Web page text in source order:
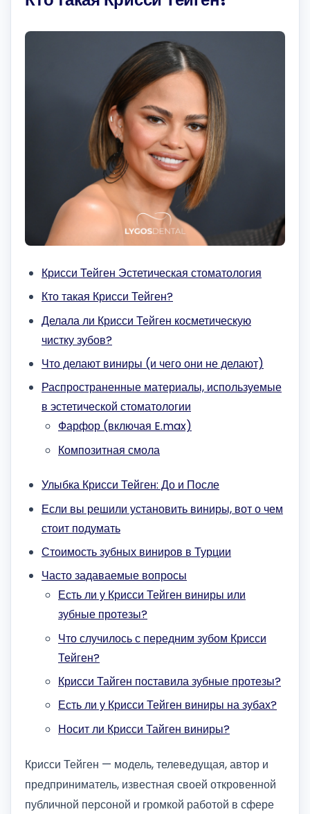
Крисси Тейген Эстетическая стоматология
Кто такая Крисси Тейген?
Делала ли Крисси Тейген косметическую
чистку зубов?
Что делают виниры (и чего они не делают)
Распространенные материалы, используемые
в эстетической стоматологии
Фарфор (включая E.max)
Композитная смола
Улыбка Крисси Тейген: До и После
Если вы решили установить виниры, вот о чем
стоит подумать
Стоимость зубных виниров в Турции
Часто задаваемые вопросы
Есть ли у Крисси Тейген виниры или
зубные протезы?
Что случилось с передним зубом Крисси
Тейген?
Крисси Тайген поставила зубные протезы?
Есть ли у Крисси Тейген виниры на зубах?
Носит ли Крисси Тайген виниры?
Крисси Тейген — модель, телеведущая, автор и
предприниматель, известная своей откровенной
публичной персоной и громкой работой в сфере